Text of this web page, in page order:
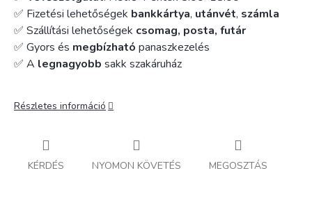
✅ Fizetési lehetőségek bankkártya, utánvét, számla
✅ Szállítási lehetőségek csomag, posta, futár
✅ Gyors és megbízható panaszkezelés
✅ A legnagyobb sakk szakáruház
Részletes információ
KÉRDÉS NYOMON KÖVETÉS MEGOSZTÁS